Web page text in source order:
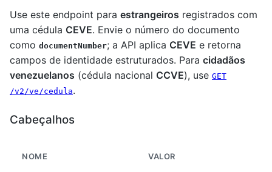
Use este endpoint para estrangeiros registrados com
uma cédula CEVE. Envie o número do documento
como documentNumber; a API aplica CEVE e retorna
campos de identidade estruturados. Para cidadãos
venezuelanos (cédula nacional CCVE), use GET
/v2/ve/cedula.
Cabeçalhos
NOME VALOR